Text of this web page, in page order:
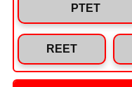
PTET
REET